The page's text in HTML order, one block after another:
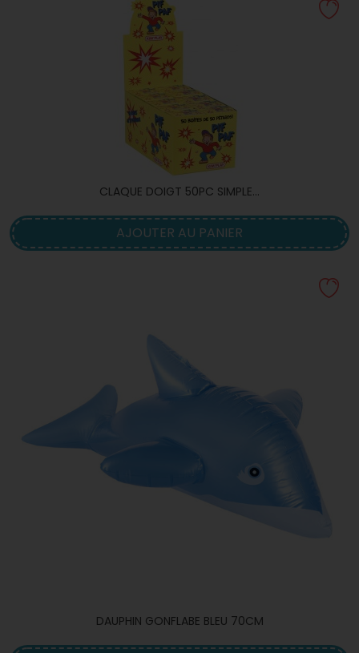
CLAQUE DOIGT 50PC SIMPLE...
AJOUTER AU PANIER
DAUPHIN GONFLABE BLEU 70CM